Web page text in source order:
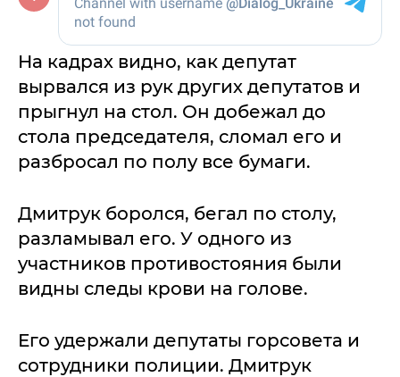
На кадрах видно, как депутат
вырвался из рук других депутатов и
прыгнул на стол. Он добежал до
стола председателя, сломал его и
разбросал по полу все бумаги.
Дмитрук боролся, бегал по столу,
разламывал его. У одного из
участников противостояния были
видны следы крови на голове.
Его удержали депутаты горсовета и
сотрудники полиции. Дмитрук